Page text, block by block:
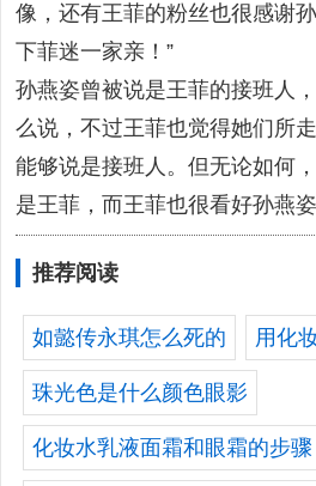
像，还有王菲的粉丝也很感谢
下菲迷一家亲！”
孙燕姿曾被说是王菲的接班人
么说，不过王菲也觉得她们所
能够说是接班人。但无论如何
是王菲，而王菲也很看好孙燕姿
推荐阅读
如懿传永琪怎么死的 用化
珠光色是什么颜色眼影
化妆水乳液面霜和眼霜的步骤